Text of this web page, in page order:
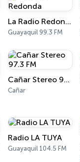
La Radio Redonda
Guayaquil 99.3 FM
Cañar Stereo 97.3 FM
Cañar
Radio LA TUYA
Guayaquil 104.5 FM